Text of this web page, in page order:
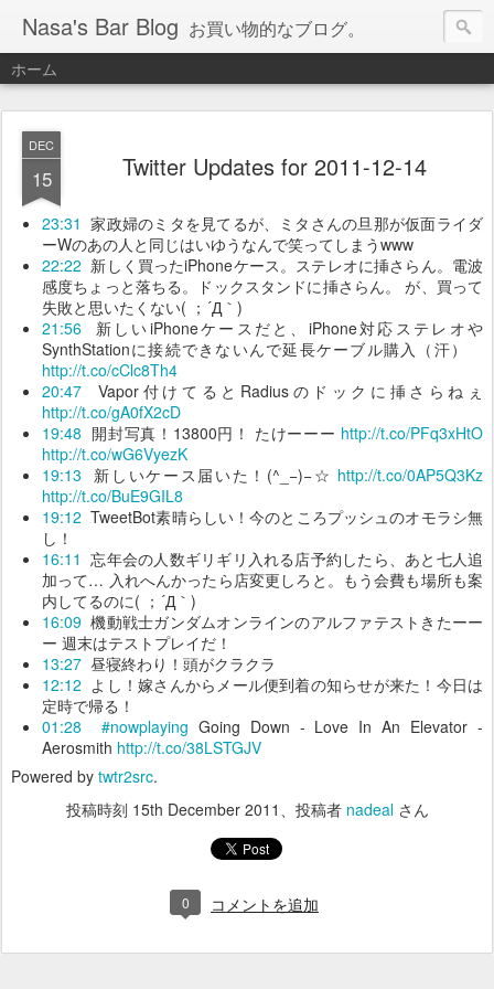
Nasa's Bar Blog お買い物的なブログ。
ホーム
DEC
15 Twitter Updates for 2011-12-14
23:31 家政婦のミタを見てるが、ミタさんの旦那が仮面ライダ
ーWのあの人と同じはいゆうなんで笑ってしまうwww
22:22 新しく買ったiPhoneケース。ステレオに挿さらん。電波
感度ちょっと落ちる。ドックスタンドに挿さらん。 が、買って
失敗と思いたくない( ；´Д｀)
21:56
新しいiPhoneケースだと、iPhone対応ステレオや
SynthStationに接続できないんで延長ケーブル購入（汗）
http://t.co/cClc8Th4
20:47
Vapor付けてるとRadiusのドックに挿さらねぇ
http://t.co/gA0fX2cD
19:48 開封写真！13800円！ たけーーー http://t.co/PFq3xHtO
http://t.co/wG6VyezK
19:13
新しいケース届いた！(^_−)−☆ http://t.co/0AP5Q3Kz
http://t.co/BuE9GIL8
19:12 TweetBot素晴らしい！今のところプッシュのオモラシ無
し！
16:11 忘年会の人数ギリギリ入れる店予約したら、あと七人追
加って… 入れへんかったら店変更しろと。もう会費も場所も案
内してるのに( ；´Д｀)
16:09 機動戦士ガンダムオンラインのアルファテストきたーー
ー 週末はテストプレイだ！
13:27 昼寝終わり！頭がクラクラ
12:12 よし！嫁さんからメール便到着の知らせが来た！今日は
定時で帰る！
01:28
#nowplaying Going Down - Love In An Elevator -
Aerosmith http://t.co/38LSTGJV
Powered by twtr2src.
投稿時刻 15th December 2011 、投稿者 nadealさん
0 コメントを追加